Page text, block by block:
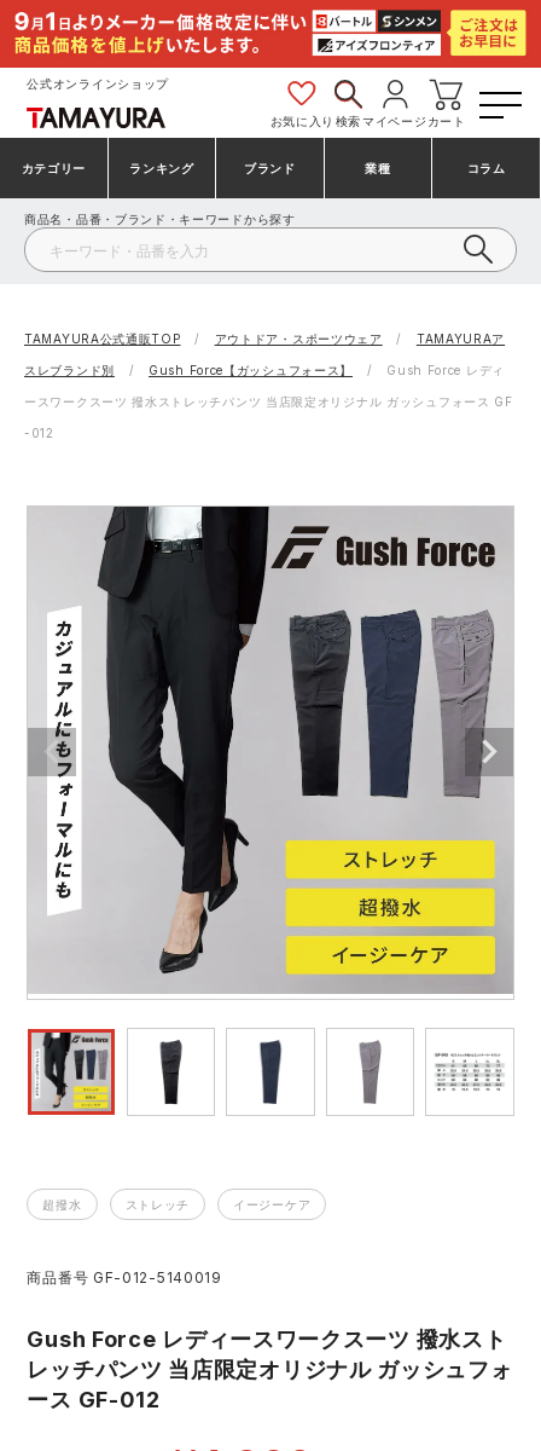
公式オンラインショップ
お気に入り 検索マイページ カート
カテゴリー
安全靴・作業靴
作業着・作業服
防寒着
作業用手袋
アウトドア・スポーツ
ワークスーツ
コンプレッションウェア
作業用ポロシャツ
安全保護具
レインウェア・カッパ
作業用小物・アクセサリー
鞄・バッグ
つなぎ
ランキング
安全靴ランキング
安全靴スニーカーランキング
シューズランキング
ミズノ安全靴ランキング
作業着ランキング
アウトドアウェアランキング
つなぎランキング
空調服ランキング
コンプレッションウェアランキング
作業用手袋ランキング
アイズフロンティア ランキング
TSDESIGN ランキング
コーコス ランキング
ブランド
アシックス
プーマ コンバース（CONVERSE）
シモン バートル
アイトス株式会社
コーコス ジーベック
クロダルマ 桑和
山田辰 クレヒフク
おたふく手袋 マック
住商モンブラン ボンマックス
GDジャパン カーシーカシマ
ハイパーV 丸五
ムービンカット
ニオイクリア タカヤ商事
業種
建設・建築作業服
製造・工場作業服
鉄鋼・機械作業服
電気・設備作業服
配達・営業作業服
自動車整備士作業服
DIY・日曜大工作業服
飲食店ユニフォーム
清掃・ビルメンテ作業服
医療白衣・介護服
コラム
商品名・品番・ブランド・キーワードから探す
TAMAYURA公式通販TOP アウトドア・スポーツウェア TAMAYURAア
スレブランド別 Gush Force【ガッシュフォース】 Gush Force レディ
ースワークスーツ 撥水ストレッチパンツ 当店限定オリジナル ガッシュフォース GF
-012
超撥水 ストレッチ イージーケア
商品番号 GF-012-5140019
Gush Force レディースワークスーツ 撥水スト
レッチパンツ 当店限定オリジナル ガッシュフォ
ース GF-012